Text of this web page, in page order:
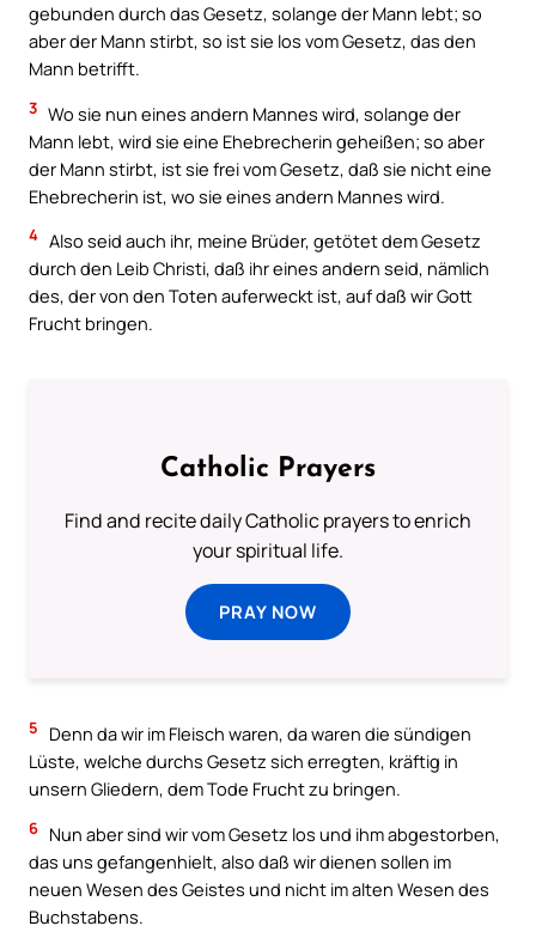
gebunden durch das Gesetz, solange der Mann lebt; so
aber der Mann stirbt, so ist sie los vom Gesetz, das den
Mann betrifft.
3 Wo sie nun eines andern Mannes wird, solange der
Mann lebt, wird sie eine Ehebrecherin geheißen; so aber
der Mann stirbt, ist sie frei vom Gesetz, daß sie nicht eine
Ehebrecherin ist, wo sie eines andern Mannes wird.
4 Also seid auch ihr, meine Brüder, getötet dem Gesetz
durch den Leib Christi, daß ihr eines andern seid, nämlich
des, der von den Toten auferweckt ist, auf daß wir Gott
Frucht bringen.
Catholic Prayers
Find and recite daily Catholic prayers to enrich
your spiritual life.
PRAY NOW
5
Denn da wir im Fleisch waren, da waren die sündigen
Lüste, welche durchs Gesetz sich erregten, kräftig in
unsern Gliedern, dem Tode Frucht zu bringen.
6 Nun aber sind wir vom Gesetz los und ihm abgestorben,
das uns gefangenhielt, also daß wir dienen sollen im
neuen Wesen des Geistes und nicht im alten Wesen des
Buchstabens.